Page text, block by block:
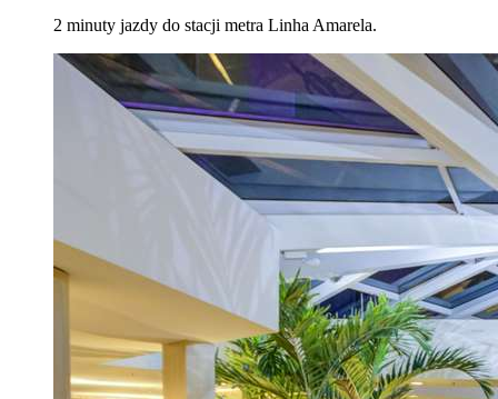
2 minuty jazdy do stacji metra Linha Amarela.